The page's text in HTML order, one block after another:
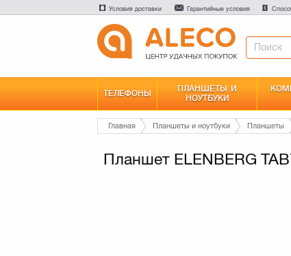
Условия доставки Гарантийные условия
ТЕЛЕФОНЫ
ПЛАНШЕТЫ И
НОУТБУКИ
Главная Планшеты и ноутбуки Планшеты
Планшет ELENBERG